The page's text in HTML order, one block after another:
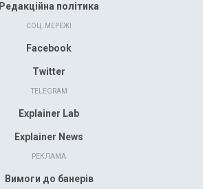
Редакційна політика
СОЦ. МЕРЕЖІ
Facebook
Twitter
TELEGRAM
Explainer Lab
Explainer News
РЕКЛАМА
Вимоги до банерів